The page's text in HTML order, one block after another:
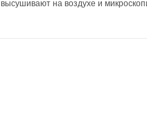
высушивают на воздухе и